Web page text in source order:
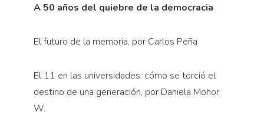
A 50 años del quiebre de la democracia
El futuro de la memoria, por Carlos Peña
El 11 en las universidades: cómo se torció el
destino de una generación, por Daniela Mohor
W.